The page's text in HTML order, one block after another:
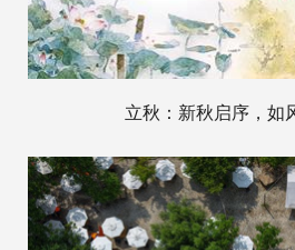
立秋：新秋启序，如